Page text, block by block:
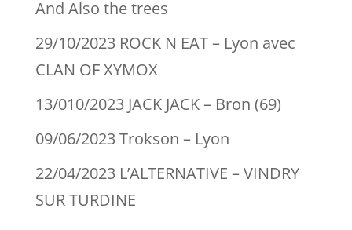
And Also the trees
29/10/2023 ROCK N EAT – Lyon avec
CLAN OF XYMOX
13/010/2023 JACK JACK – Bron (69)
09/06/2023 Trokson – Lyon
22/04/2023 L’ALTERNATIVE – VINDRY
SUR TURDINE